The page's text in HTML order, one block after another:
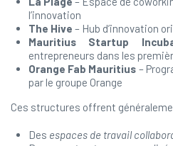
l’innovation
The Hive – Hub d’innovation
Mauritius Startup
entrepreneurs dans les
Orange Fab Mauritius –
par le groupe Orange
Ces structures offrent
Des espaces de travail